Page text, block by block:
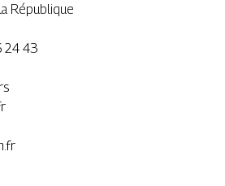
République
24 43